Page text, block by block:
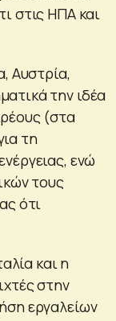
στις ΗΠΑ και
Αυστρία,
την ιδέα
(στα
τη
ενώ
τους
ότι
και η
στην
εργαλείων